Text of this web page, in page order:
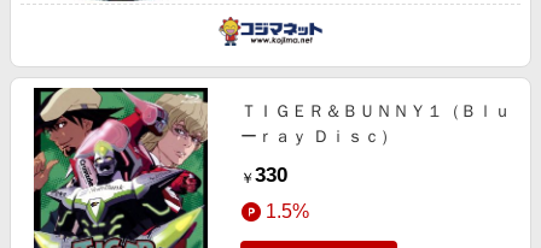
ＴＩＧＥＲ＆ＢＵＮＮＹ１（Ｂｌｕ
ーｒａｙ Ｄｉｓｃ）
￥ 330
1.5%